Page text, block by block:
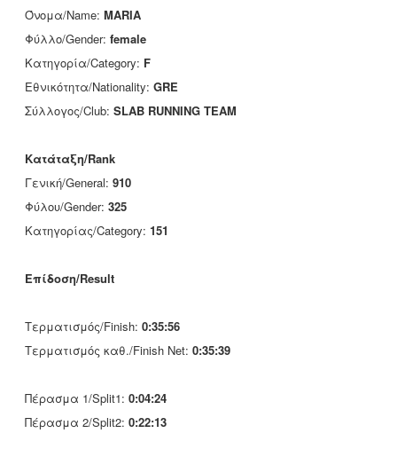
Όνομα/Name: MARIA
Φύλλο/Gender: female
Κατηγορία/Category: F
Εθνικότητα/Nationality: GRE
Σύλλογος/Club: SLAB RUNNING TEAM
Κατάταξη/Rank
Γενική/General: 910
Φύλου/Gender: 325
Κατηγορίας/Category: 151
Επίδοση/Result
Τερματισμός/Finish: 0:35:56
Τερματισμός καθ./Finish Net: 0:35:39
Πέρασμα 1/Split1: 0:04:24
Πέρασμα 2/Split2: 0:22:13